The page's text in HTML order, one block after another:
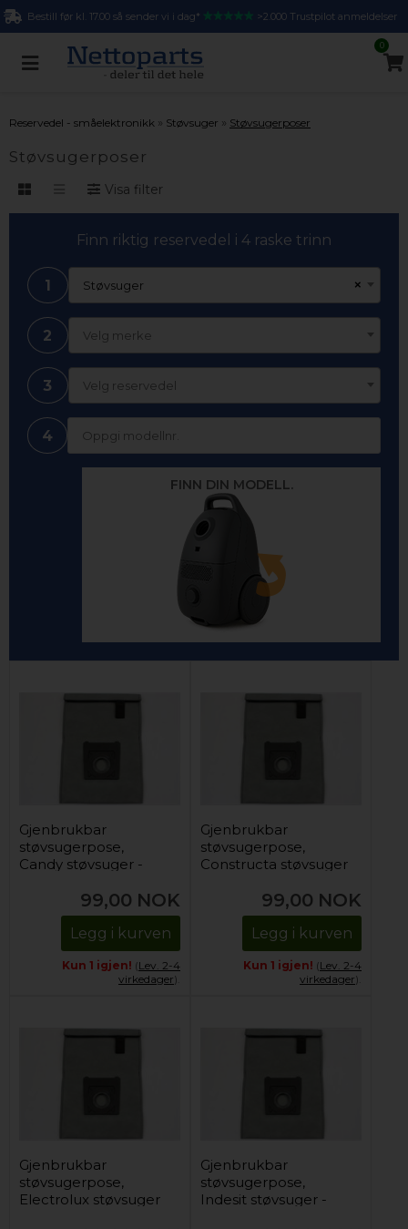
Bestill før kl. 17.00 så sender vi i dag* >2.000 Trustpilot anmeldelser
0
Reservedel - småelektronikk » Støvsuger » Støvsugerposer
Støvsugerposer
Visa filter
Finn riktig reservedel i 4 raske trinn
1 ×
Støvsuger
2 Velg merke
3 Velg reservedel
4
FINN DIN MODELL.
Gjenbrukbar
støvsugerpose,
Candy støvsuger -
99,00 NOK
Legg i kurven
Kun 1 igjen! (Lev. 2-4
virkedager).
Gjenbrukbar
støvsugerpose,
Constructa støvsuger
99,00 NOK
Legg i kurven
Kun 1 igjen! (Lev. 2-4
virkedager).
Gjenbrukbar
støvsugerpose,
Electrolux støvsuger
Gjenbrukbar
støvsugerpose,
Indesit støvsuger -